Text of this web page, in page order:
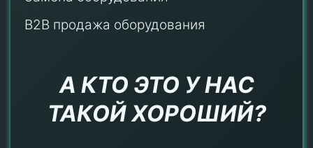
B2B продажа оборудования
А КТО ЭТО У НАС
ТАКОЙ ХОРОШИЙ?